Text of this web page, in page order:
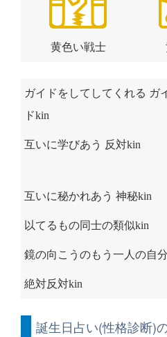
黄色い戦士
ガイドをしてしてくれる ガ
ドkin
互いに学びあう 反対kin
互いに秘かれあう 神秘kin
以てるもの同士の類似kin
鏡の向こうのもう一人の自分
絶対反対kin
誕生日占い(性格診断)